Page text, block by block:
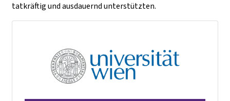
tatkräftig und ausdauernd unterstützten.